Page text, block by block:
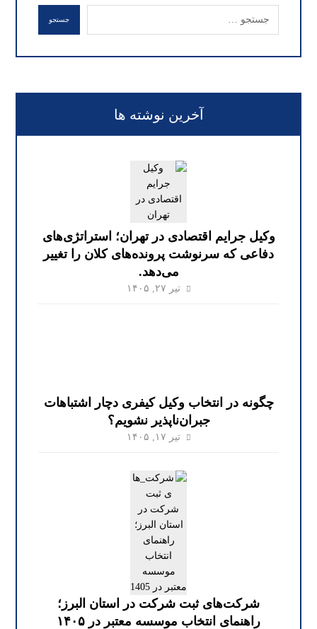
جستجو
آخرین نوشته ها
وکیل جرایم اقتصادی در تهران؛ استراتژی‌های
دفاعی که سرنوشت پرونده‌های کلان را تغییر
می‌دهد.
تیر ۲۷, ۱۴۰۵
چگونه در انتخاب وکیل کیفری دچار اشتباهات
جبران‌ناپذیر نشویم؟
تیر ۱۷, ۱۴۰۵
شرکت‌های ثبت شرکت در استان البرز؛
راهنمای انتخاب موسسه معتبر در ۱۴۰۵